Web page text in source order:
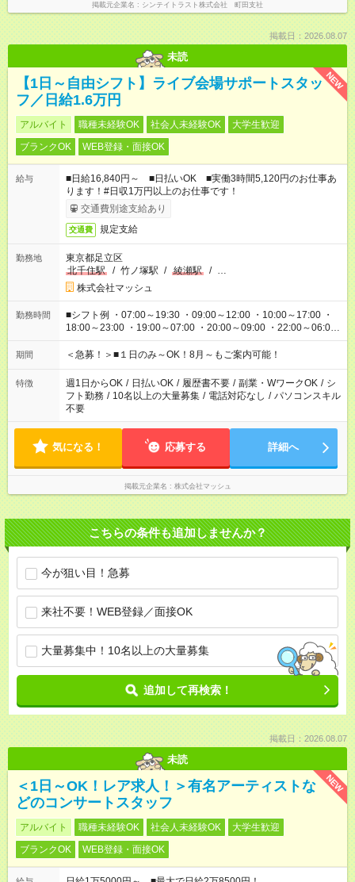
掲載元企業名 シンテイトラスト株式会社 町田支社
掲載日：2026.08.07
未読
NEW
【1日～自由シフト】ライブ会場サポートスタッ
フ／日給1.6万円
アルバイト 職種未経験OK 社会人未経験OK
大学生歓迎
ブランクOK
WEB登録・面接OK
給与
■日給16,840円～ ■日払いOK ■実働3時間5,120円のお仕事あ
ります！#日収1万円以上のお仕事です！
交通費別途支給あり
交通費 規定支給
勤務地
東京都足立区
北千住駅
/ 竹ノ塚駅 / 綾瀬駅 / …
株式会社マッシュ
勤務時間
■シフト例 ・07:00～19:30 ・09:00～12:00 ・10:00～17:00 ・
18:00～23:00 ・19:00～07:00 ・20:00～09:00 ・22:00～06:00
etc ★最短で3時間で5,120円のお仕事から 15時間で2万円近く稼
げるお仕事も！ ご希望のお時間に合わせてご紹介！ ※シフトは
ください！
期間 ＜急募！＞■１日のみ～OK！8月～もご案内可能！
特徴 週1日からOK / 日払いOK / 履歴書不要 / 副業・WワークOK / シ
フト勤務 / 10名以上の大量募集 / 電話対応なし / パソコンスキル
不要
気になる！ 応募する 詳細へ
掲載元企業名 株式会社マッシュ
こちらの条件も追加しませんか？
今が狙い目！急募
来社不要！WEB登録／面接OK
大量募集中！10名以上の大量募集
追加して再検索！
掲載日：2026.08.07
未読
NEW
＜1日～OK！レア求人！＞有名アーティストな
どのコンサートスタッフ
アルバイト 職種未経験OK 社会人未経験OK
大学生歓迎
ブランクOK
WEB登録・面接OK